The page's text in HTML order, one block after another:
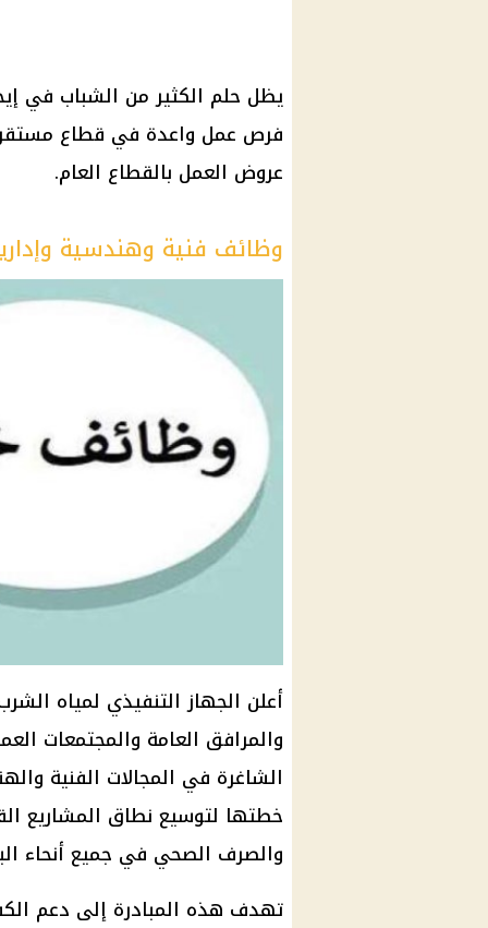
يظل حلم الكثير من الشباب في
فرص عمل واعدة في قطاع مستقر،
عروض العمل بالقطاع العام.
وظائف فنية وهندسية
أعلن الجهاز التنفيذي لمياه
والمرافق العامة والمجتمعات
الشاغرة في المجالات الفنية
خطتها لتوسيع نطاق المشاريع
والصرف الصحي في جميع أنحاء
تهدف هذه المبادرة إلى دعم